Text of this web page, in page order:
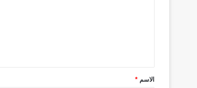
الاسم *